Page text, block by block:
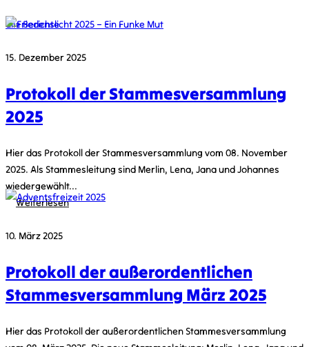
alle Berichte
15. Dezember 2025
Protokoll der Stammesversammlung
2025
Hier das Protokoll der Stammesversammlung vom 08. November
2025. Als Stammesleitung sind Merlin, Lena, Jana und Johannes
wiedergewählt...
Weiterlesen
10. März 2025
Protokoll der außerordentlichen
Stammesversammlung März 2025
Hier das Protokoll der außerordentlichen Stammesversammlung